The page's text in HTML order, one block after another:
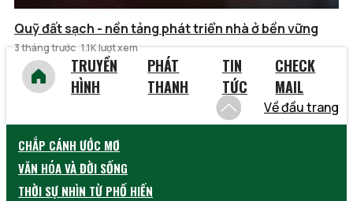
Quỹ đất sạch - nền tảng phát triển nhà ở bền vững
3 tháng trước 1.1K lượt xem
TRUYỀN
HÌNH
PHÁT
THANH
TIN
TỨC
CHECK
MAIL
Về đầu trang
CHẮP CÁNH ƯỚC MƠ
VĂN HÓA VÀ ĐỜI SỐNG
THỜI SỰ NHÌN TỪ PHỐ HIẾN